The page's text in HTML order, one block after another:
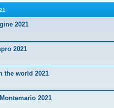
2021
2021
the world 2021
2021